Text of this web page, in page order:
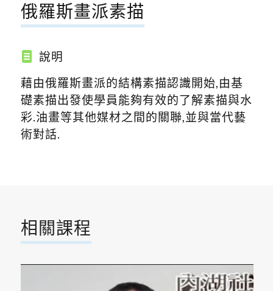
俄羅斯畫派素描
說明
藉由俄羅斯畫派的結構素描認識開始,由基
礎素描出發使學員能夠有效的了解素描與水
彩.油畫等其他媒材之間的關聯,並與當代藝
術對話.
相關課程